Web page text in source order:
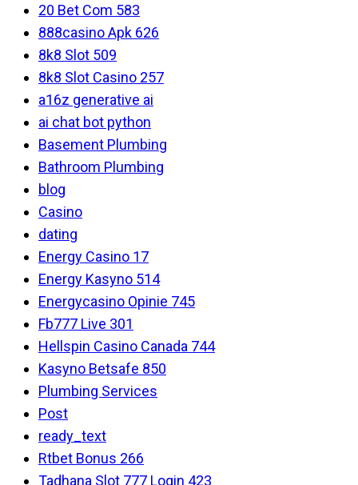
20 Bet Com 583
888casino Apk 626
8k8 Slot 509
8k8 Slot Casino 257
a16z generative ai
ai chat bot python
Basement Plumbing
Bathroom Plumbing
blog
Casino
dating
Energy Casino 17
Energy Kasyno 514
Energycasino Opinie 745
Fb777 Live 301
Hellspin Casino Canada 744
Kasyno Betsafe 850
Plumbing Services
Post
ready_text
Rtbet Bonus 266
Tadhana Slot 777 Login 423